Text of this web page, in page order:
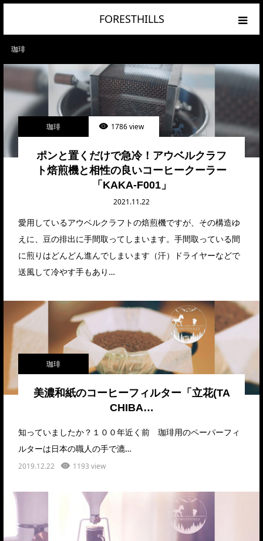
FORESTHILLS
珈琲
珈琲 1786 view
ポンと置くだけで急冷！アウベルクラフ
ト焙煎機と相性の良いコーヒークーラー
「KAKA-F001」
2021.11.22
愛用しているアウベルクラフトの焙煎機ですが、その構造ゆ
えに、豆の排出に手間取ってしまいます。手間取っている間
に煎りはどんどん進んでしまいます（汗）ドライヤーなどで
送風して冷やす手もあり…
珈琲
美濃和紙のコーヒーフィルター「立花(TA
CHIBA…
知っていましたか？１００年近く前 珈琲用のペーパーフィ
ルターは日本の職人の手で漉…
2019.12.22 1193 view
CATEGORY
RANKING
PRIVACY POLICY